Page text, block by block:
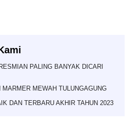
PALING BANYAK DICARI
MEWAH TULUNGAGUNG
DAN TERBARU AKHIR TAHUN 2023